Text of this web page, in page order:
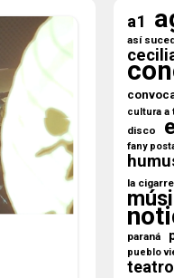
a1
así
cultura a
disco
fany
la
paraná
pueblo
teatro